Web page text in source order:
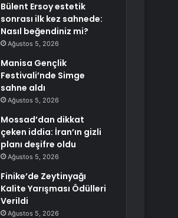
Bülent Ersoy estetik
sonrası ilk kez sahnede:
Nasıl beğendiniz mi?
Ağustos 5, 2026
Manisa Gençlik
Festivali’nde Simge
sahne aldı
Ağustos 5, 2026
Mossad’dan dikkat
çeken iddia: İran’ın gizli
planı deşifre oldu
Ağustos 5, 2026
Finike’de Zeytinyağı
Kalite Yarışması Ödülleri
Verildi
Ağustos 5, 2026